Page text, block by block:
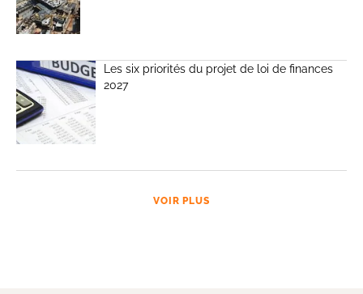
Les six priorités du projet de loi de finances
2027
VOIR PLUS